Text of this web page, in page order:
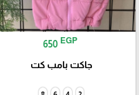
650 EGP
جاكت بامب كت